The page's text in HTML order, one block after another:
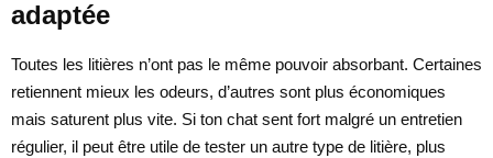
adaptée
Toutes les litières n’ont pas le même pouvoir absorbant. Certaines
retiennent mieux les odeurs, d’autres sont plus économiques
mais saturent plus vite. Si ton chat sent fort malgré un entretien
régulier, il peut être utile de tester un autre type de litière, plus